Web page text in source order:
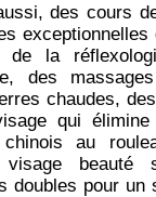
des cours
exceptionnelles
de la
des
chaudes,
qui
au
visage beauté
pour un